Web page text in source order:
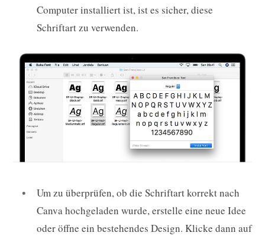
Computer installiert ist, ist es sicher, diese
Schriftart zu verwenden.
Um zu überprüfen, ob die Schriftart korrekt nach
Canva hochgeladen wurde, erstelle eine neue Idee
oder öffne ein bestehendes Design. Klicke dann auf